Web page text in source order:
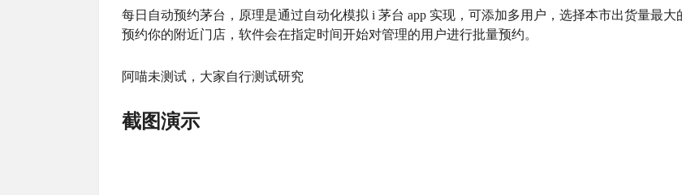
每日自动预约茅台，原理是通过自动化模拟 i 茅台 app 实现，可添加多用户，选择本市出货量最大
预约你的附近门店，软件会在指定时间开始对管理的用户进行批量预约。
阿喵未测试，大家自行测试研究
截图演示